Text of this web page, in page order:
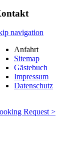
navigation
Anfahrt
Sitemap
Gästebuch
Impressum
Datenschutz
Request >